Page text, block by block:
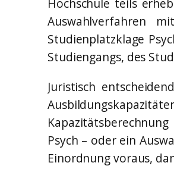
Hochschule teils
Auswahlverfahren
Studienplatzklage
Studiengangs, des
Juristisch
Psych – oder ein
Einordnung voraus,